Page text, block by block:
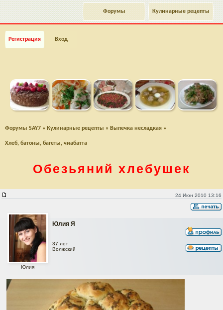
Кулинарные рецепты
Форумы
Регистрация Вход
Форумы SAY7 » Кулинарные рецепты » Выпечка несладкая »
Хлеб, батоны, багеты, чиабатта
Обезьяний хлебушек
24 Июн 2010 13:16
Юлия Я
Юлия
37 лет
Волжский